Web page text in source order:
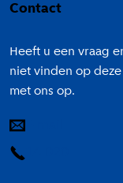
Contact
Heeft u een vraag
niet vinden op
met ons op.